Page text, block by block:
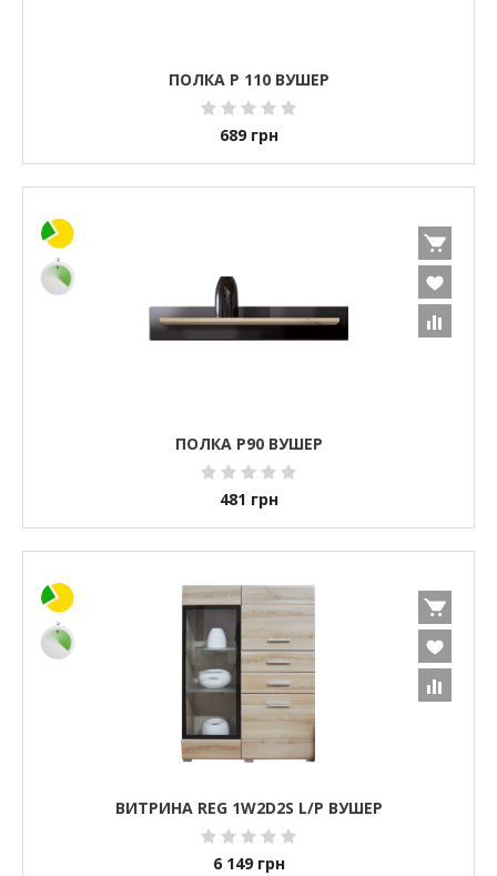
ПОЛКА P 110 ВУШЕР
689 грн
ПОЛКА P90 ВУШЕР
481 грн
ВИТРИНА REG 1W2D2S L/P ВУШЕР
6 149 грн